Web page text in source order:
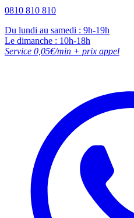
0810 810 810
Du lundi au samedi : 9h-19h
Le dimanche : 10h-18h
Service 0,05€/min + prix appel